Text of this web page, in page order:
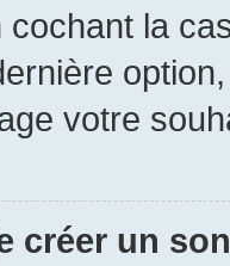
la
votre
créer un